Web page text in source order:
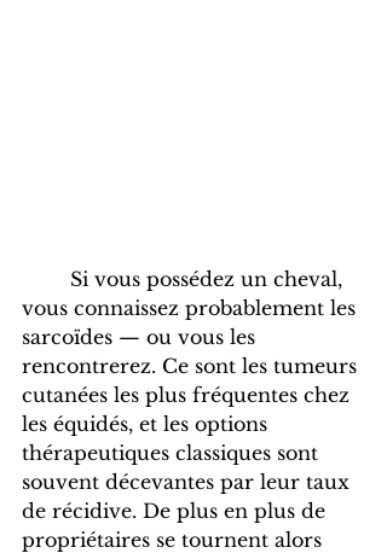
vous connaissez probablement les
sarcoïdes — ou vous les
rencontrerez. Ce sont les tumeurs
cutanées les plus fréquentes chez
les équidés, et les options
thérapeutiques classiques sont
souvent décevantes par leur taux
de récidive. De plus en plus de
propriétaires se tournent alors